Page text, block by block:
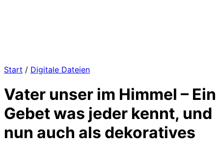
Start / Digitale Dateien
Vater unser im Himmel – Ein
Gebet was jeder kennt, und
nun auch als dekoratives